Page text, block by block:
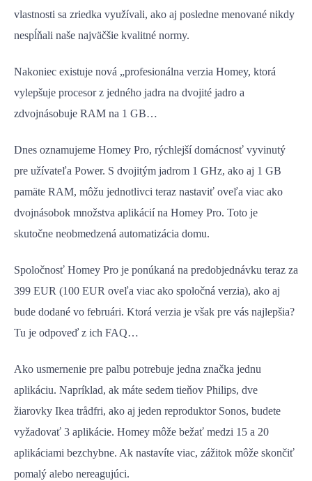
vlastnosti sa zriedka využívali, ako aj posledne menované nikdy
nespĺňali naše najväčšie kvalitné normy.
Nakoniec existuje nová „profesionálna verzia Homey, ktorá
vylepšuje procesor z jedného jadra na dvojité jadro a
zdvojnásobuje RAM na 1 GB…
Dnes oznamujeme Homey Pro, rýchlejší domácnosť vyvinutý
pre užívateľa Power. S dvojitým jadrom 1 GHz, ako aj 1 GB
pamäte RAM, môžu jednotlivci teraz nastaviť oveľa viac ako
dvojnásobok množstva aplikácií na Homey Pro. Toto je
skutočne neobmedzená automatizácia domu.
Spoločnosť Homey Pro je ponúkaná na predobjednávku teraz za
399 EUR (100 EUR oveľa viac ako spoločná verzia), ako aj
bude dodané vo februári. Ktorá verzia je však pre vás najlepšia?
Tu je odpoveď z ich FAQ…
Ako usmernenie pre palbu potrebuje jedna značka jednu
aplikáciu. Napríklad, ak máte sedem tieňov Philips, dve
žiarovky Ikea trådfri, ako aj jeden reproduktor Sonos, budete
vyžadovať 3 aplikácie. Homey môže bežať medzi 15 a 20
aplikáciami bezchybne. Ak nastavíte viac, zážitok môže skončiť
pomalý alebo nereagujúci.